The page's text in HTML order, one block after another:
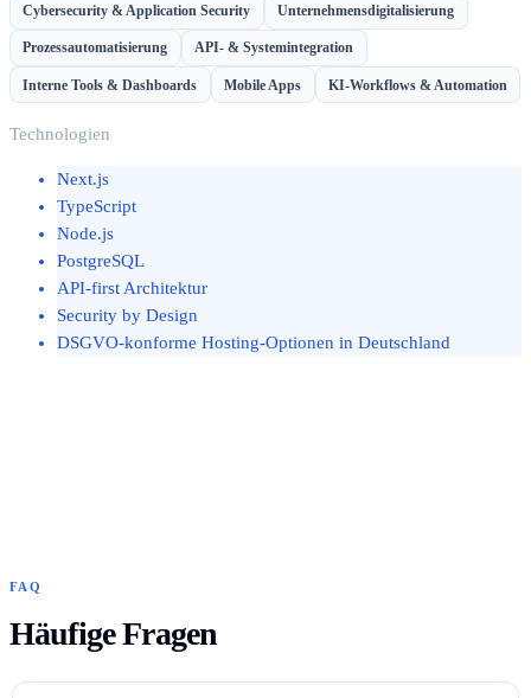
Cybersecurity & Application Security Unternehmensdigitalisierung
Prozessautomatisierung API- & Systemintegration
Interne Tools & Dashboards Mobile Apps KI-Workflows & Automation
Technologien
Next.js
TypeScript
Node.js
PostgreSQL
API-first Architektur
Security by Design
DSGVO-konforme Hosting-Optionen in Deutschland
FAQ
Häufige Fragen